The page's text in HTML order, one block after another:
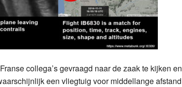
collega’s gevraagd naar de zaak te kijken en
een vliegtuig voor middellange afstand